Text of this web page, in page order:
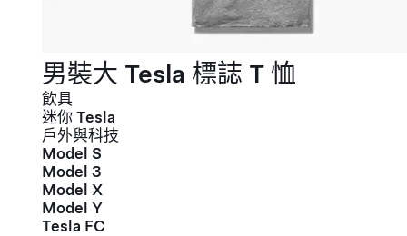
男裝大 Tesla 標誌 T 恤
飲具
迷你 Tesla
戶外與科技
Model S
Model 3
Model X
Model Y
Tesla FC